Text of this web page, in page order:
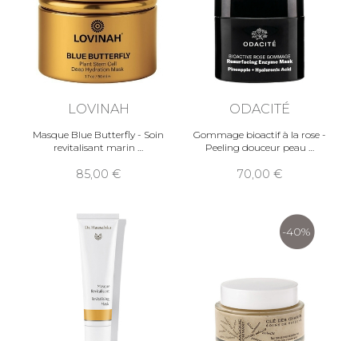
LOVINAH
Masque Blue Butterfly - Soin
revitalisant marin
85,00
ODACITÉ
Gommage bioactif à la rose -
Peeling douceur peau
70,00
-40%